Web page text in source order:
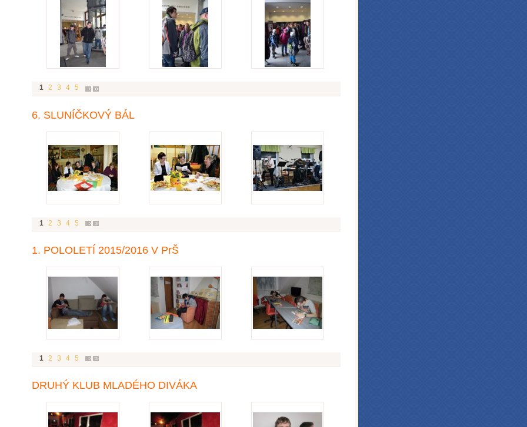
1 2 3 4 5
6. SLUNÍČKOVÝ BÁL
1 2 3 4 5
1. POLOLETÍ 2015/2016 V PrŠ
1 2 3 4 5
DRUHÝ KLUB MLADÉHO DIVÁKA